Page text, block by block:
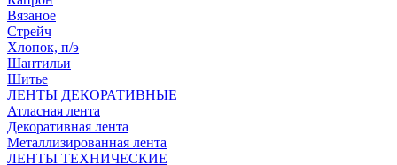
Вязаное
Стрейч
Хлопок, п/э
Шантильи
Шитье
ЛЕНТЫ ДЕКОРАТИВНЫЕ
Атласная лента
Декоративная лента
Металлизированная лента
ЛЕНТЫ ТЕХНИЧЕСКИЕ